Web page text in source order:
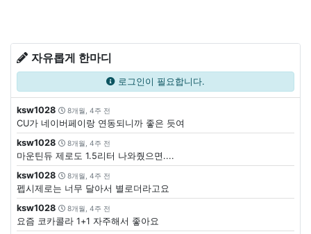
자유롭게 한마디
로그인이 필요합니다.
ksw1028 8개월, 4주 전
CU가 네이버페이랑 연동되니까 좋은 듯여
ksw1028
8개월, 4주 전
마운틴듀 제로도 1.5리터 나와줬으면....
ksw1028
8개월, 4주 전
펩시제로는 너무 달아서 별로더라고요
ksw1028
8개월, 4주 전
요즘 코카콜라 1+1 자주해서 좋아요